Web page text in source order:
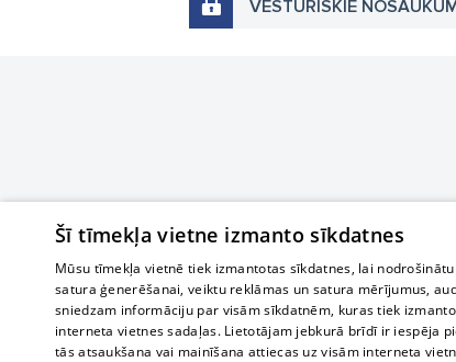
VĒSTURISKIE
Šī tīmekļa vietne izmanto sīkdatnes
Mūsu tīmekļa vietnē tiek izmantotas sīkdatnes, lai
satura ģenerēšanai, veiktu reklāmas un satura mērījumus,
sniedzam informāciju par visām sīkdatnēm, kuras tiek
interneta vietnes sadaļas. Lietotājam jebkurā brīdī ir iespēja
tās atsaukšana vai mainīšana attiecas uz visām interneta